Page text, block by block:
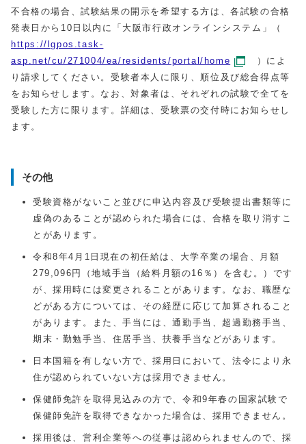
不合格の場合、試験結果の開示を希望する方は、各試験の合格
発表日から10日以内に「大阪市行政オンラインシステム」（
https://lgpos.task-
asp.net/cu/271004/ea/residents/portal/home
）によ
り請求してください。受験者本人に限り、順位及び総合得点等
をお知らせします。なお、対象者は、それぞれの試験で全てを
受験した方に限ります。詳細は、受験票の交付時にお知らせし
ます。
その他
受験資格がないこと並びに申込内容及び受験提出書類等に
虚偽のあることが認められた場合には、合格を取り消すこ
とがあります。
令和8年4月1日現在の初任給は、大学卒業の場合、月額
279,096円（地域手当（給料月額の16％）を含む。）です
が、採用時には変更されることがあります。なお、職歴な
どがある方については、その経歴に応じて加算されること
があります。また、手当には、通勤手当、超過勤務手当、
期末・勤勉手当、住居手当、扶養手当などがあります。
日本国籍を有しない方で、採用日において、法令により永
住が認められていない方は採用できません。
保健師免許を取得見込みの方で、令和9年春の国家試験で
保健師免許を取得できなかった場合は、採用できません。
採用後は、営利企業等への従事は認められませんので、採